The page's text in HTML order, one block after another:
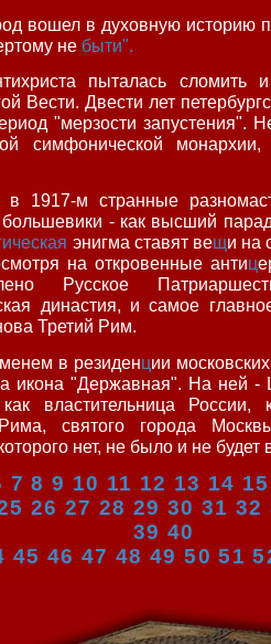
вошел в духовную историю
не быти".
пыталась сломить
Вести. Двести лет
"мерзости запустения".
симфонической
1917-м странные
- как высший
энигма ставят вещи на
на откровенные антиц
Русское
династия, и самое
Третий Рим.
в резиденции
икона "Державная". На ней -
властительница России,
святого города
нет, не было и не
7 8 9 10 11 12 13 14 15
26 27 28 29 30 31 32
39 40
45 46 47 48 49 50 51